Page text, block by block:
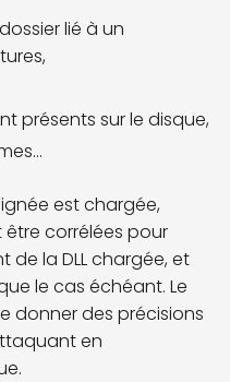
lié à un
présents sur le disque,
est chargée,
corrélées pour
de la DLL chargée, et
le cas échéant. Le
donner des précisions
en